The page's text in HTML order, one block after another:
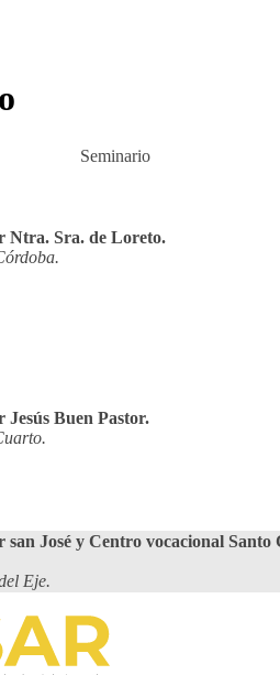
Seminario
Ntra. Sra. de Loreto.
Buen Pastor.
san José y Centro vocacional Santo
Eje.